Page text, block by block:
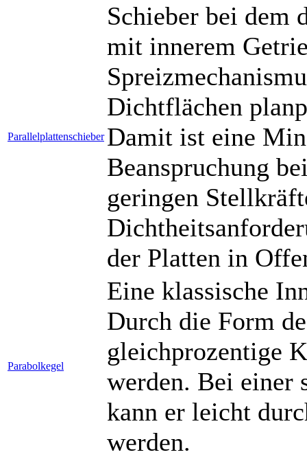
Parallelplattenschieber
Schieber bei dem
mit innerem
Dichtflächen
Damit ist eine
Beanspruchung
geringen
der Platten in
Parabolkegel
Eine klassische
Durch die Form
gleichprozentige
werden. Bei einer
kann er leicht
werden.